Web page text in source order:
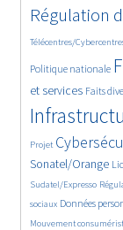
4636/5611
Régulation
362/5611
Télécentres/
3713/5611
1847/5611
Politique nationale
5161/5611
676/5611
2377/5611
et services
1568/5611 Faits
829/5611
5611/5611
1830/5611
193/5611
246/5611
Projet
3582/5611
2307/5611
Sonatel/Orange
1622/5611
292/5611
Sudatel/Expresso
1023/5611
1501/5611
1183/5611
sociaux
1659/5611
Données
143/5611
626/5611
Mouvement
365/5611
684/5611
1746/5611